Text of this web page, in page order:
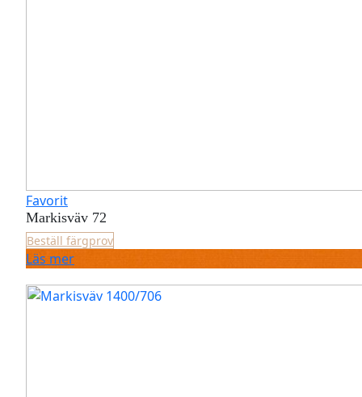
Favorit
Markisväv 72
Beställ färgprov
Läs mer